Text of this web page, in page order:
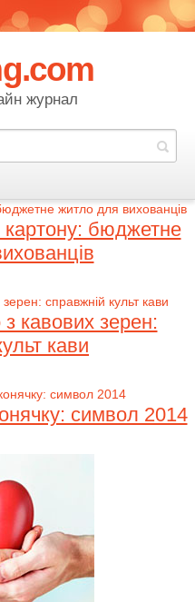
журнал
картону: бюджетне
кавових зерен:
кави
символ 2014